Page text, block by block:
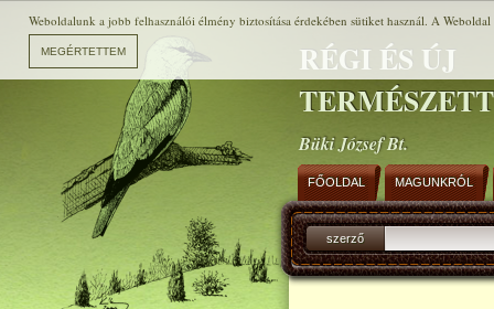
RÉGI ÉS ÚJ
Büki József Bt.
FŐOLDAL MAGUNKRÓL
szerző
Weboldalunk a jobb felhasználói élmény biztosítása érdekében sütiket használ. A